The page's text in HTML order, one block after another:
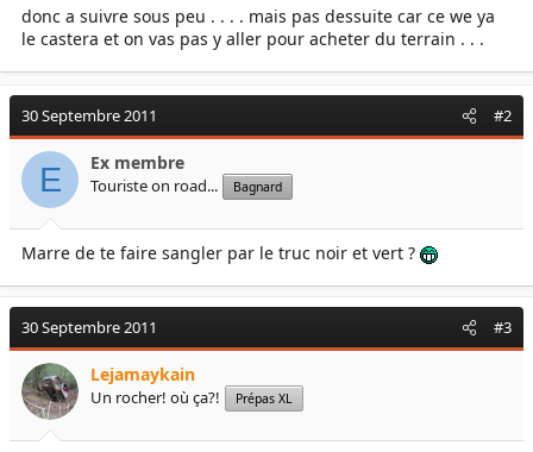
donc a suivre sous peu . . . . mais pas dessuite car ce we ya
le castera et on vas pas y aller pour acheter du terrain . . .
30 Septembre 2011 #2
E Ex membre
Touriste on road... Bagnard
Marre de te faire sangler par le truc noir et vert ?
30 Septembre 2011 #3
Lejamaykain
Un rocher! où ça?! Prépas XL